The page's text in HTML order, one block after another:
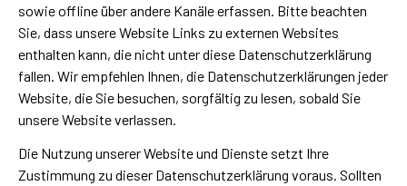
sowie offline über andere Kanäle erfassen. Bitte beachten
Sie, dass unsere Website Links zu externen Websites
enthalten kann, die nicht unter diese Datenschutzerklärung
fallen. Wir empfehlen Ihnen, die Datenschutzerklärungen jeder
Website, die Sie besuchen, sorgfältig zu lesen, sobald Sie
unsere Website verlassen.
Die Nutzung unserer Website und Dienste setzt Ihre
Zustimmung zu dieser Datenschutzerklärung voraus. Sollten